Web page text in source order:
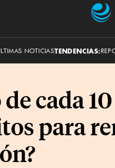
NOTICIASTENDENCIAS:
cada
para